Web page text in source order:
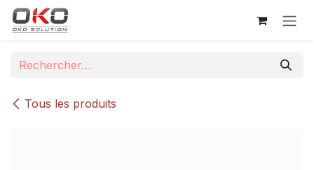
Se rendre au contenu
Tous les produits